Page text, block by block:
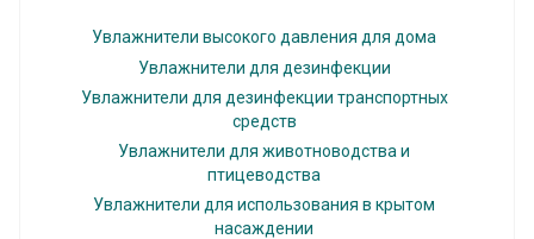
Увлажнители высокого давления для дома
Увлажнители для дезинфекции
Увлажнители для дезинфекции транспортных
средств
Увлажнители для животноводства и
птицеводства
Увлажнители для использования в крытом
насаждении